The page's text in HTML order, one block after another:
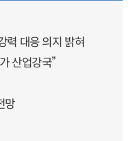
력 대응 의지 밝혀
산업강국”
망